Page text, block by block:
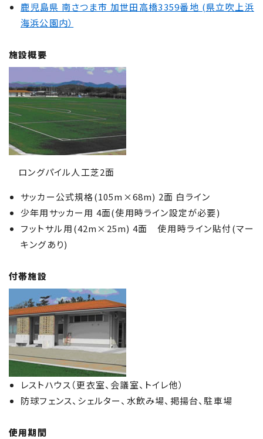
鹿児島県 南さつま市 加世田高橋3359番地 (県立吹上浜
海浜公園内）
施設概要
ロングパイル人工芝2面
サッカー公式規格(105m×68m) 2面 白ライン
少年用サッカー用 4面(使用時ライン設定が必要)
フットサル用(42m×25m) 4面 使用時ライン貼付(マー
キングあり)
付帯施設
レストハウス（更衣室、会議室、トイレ他）
防球フェンス、シェルター、水飲み場、掲揚台、駐車場
使用期間